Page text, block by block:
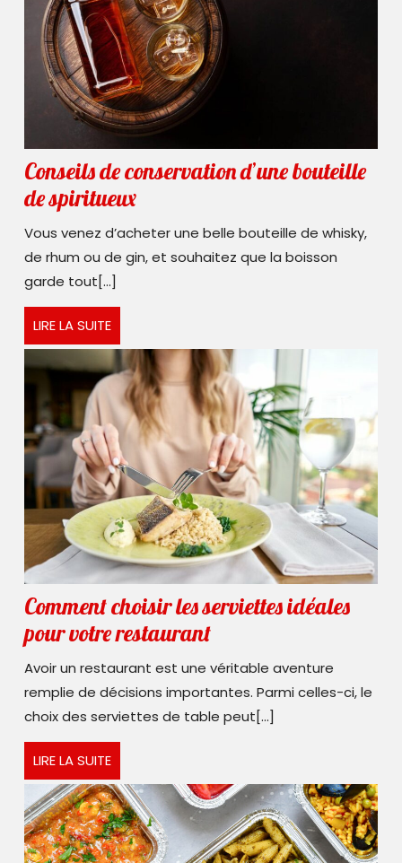
Conseils de conservation d’une bouteille
de spiritueuxConseils
de
conservation
spiritueux
Vous venez d’acheter une belle bouteille de whisky,
de rhum ou de gin, et souhaitez que la boisson
garde tout[...]
LIRE LA SUITELIRE
LA
SUITE
Comment choisir les serviettes idéales
pour votre restaurantComment
choisir
les
serviettes
votre
restaurant
Avoir un restaurant est une véritable aventure
remplie de décisions importantes. Parmi celles-ci, le
choix des serviettes de table peut[...]
LIRE LA SUITELIRE
LA
SUITE